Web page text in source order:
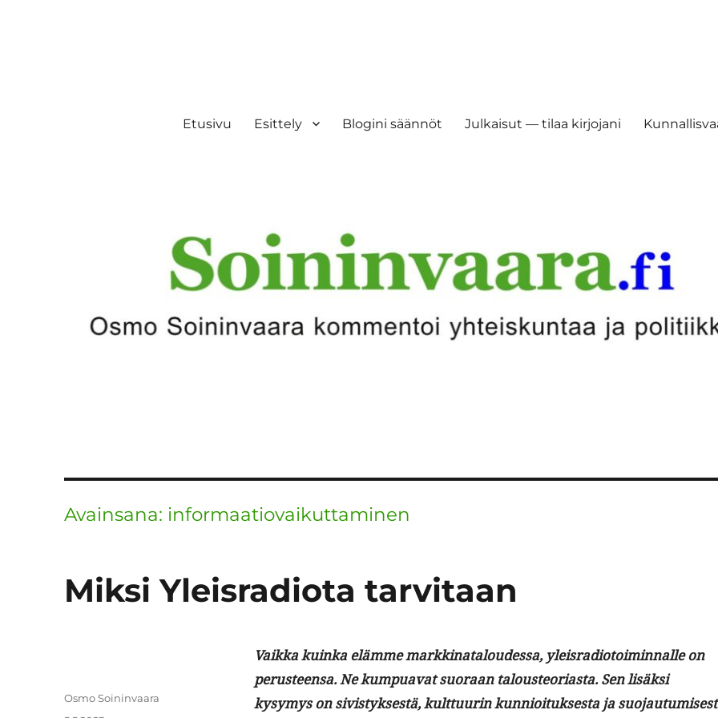
Etusivu Esittely Blogini säännöt Julkaisut — tilaa kirjojani
Avainsana: informaatiovaikuttaminen
Miksi Yleisradiota tarvitaan
Vaik­ka kuin­ka elämme markki­na­t­aloudessa, yleis­ra­diotoimin­nalle on
perus­teen­sa. Ne kumpua­vat suo­raan talous­teo­ri­as­ta. Sen lisäk­si
kysymys on sivistyk­ses­tä, kult­tuurin kun­nioituk­ses­ta ja
Kirjoittaja
Osmo Soininvaara